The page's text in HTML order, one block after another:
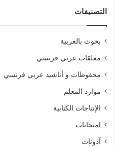
التصنيفات
بحوث بالعربية
معلقات عربي فرنسي
محفوظات و أناشيد عربي فرنسي
موارد المعلم
الإنتاجات الكتابية
امتحانات
آدونات